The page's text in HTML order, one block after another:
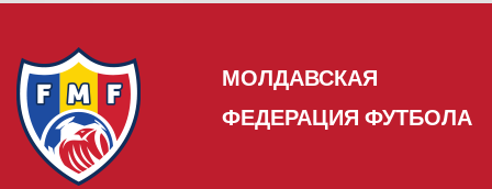
МОЛДАВСКАЯ
ФЕДЕРАЦИЯ ФУТБОЛА